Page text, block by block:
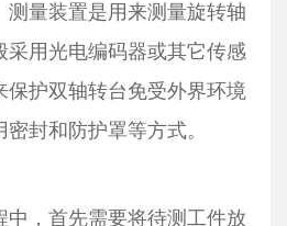
量装置是用来测量旋转轴
采用光电编码器或其它传感
护双轴转台免受外界环境
封和防护罩等方式。
，首先需要将待测工件放